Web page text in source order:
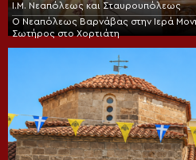
Ι.Μ. Νεαπόλεως και Σταυρουπόλεως
Ο Νεαπόλεως Βαρνάβας στην Ιερά
Σωτήρος στο Χορτιάτη